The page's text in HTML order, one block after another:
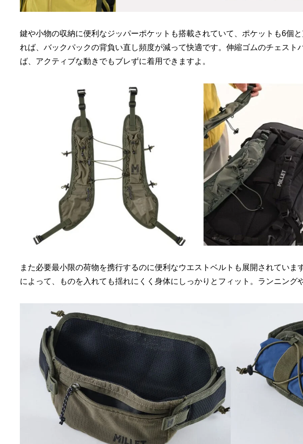
鍵や小物の収納に便利なジッパーポケットも搭載されていて、ポケットも6個
れば、バックパックの背負い直し頻度が減って快適です。伸縮ゴムのチェスト
ば、アクティブな動きでもブレずに着用できますよ。
また必要最小限の荷物を携行するのに便利なウエストベルトも展開されてい
によって、ものを入れても揺れにくく身体にしっかりとフィット。ランニング